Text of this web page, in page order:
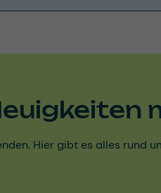
Hier gibt es alles rund